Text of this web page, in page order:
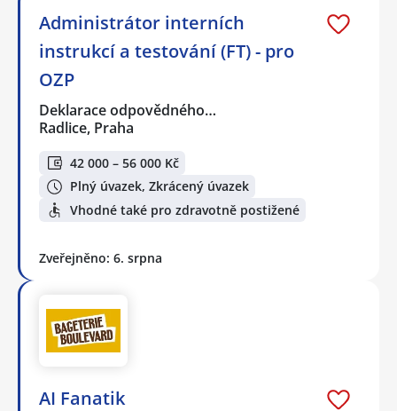
Administrátor interních
instrukcí a testování (FT) - pro
OZP
Deklarace odpovědného…
Radlice, Praha
42 000 – 56 000 Kč
Plný úvazek, Zkrácený úvazek
Vhodné také pro zdravotně postižené
Zveřejněno: 6. srpna
AI Fanatik